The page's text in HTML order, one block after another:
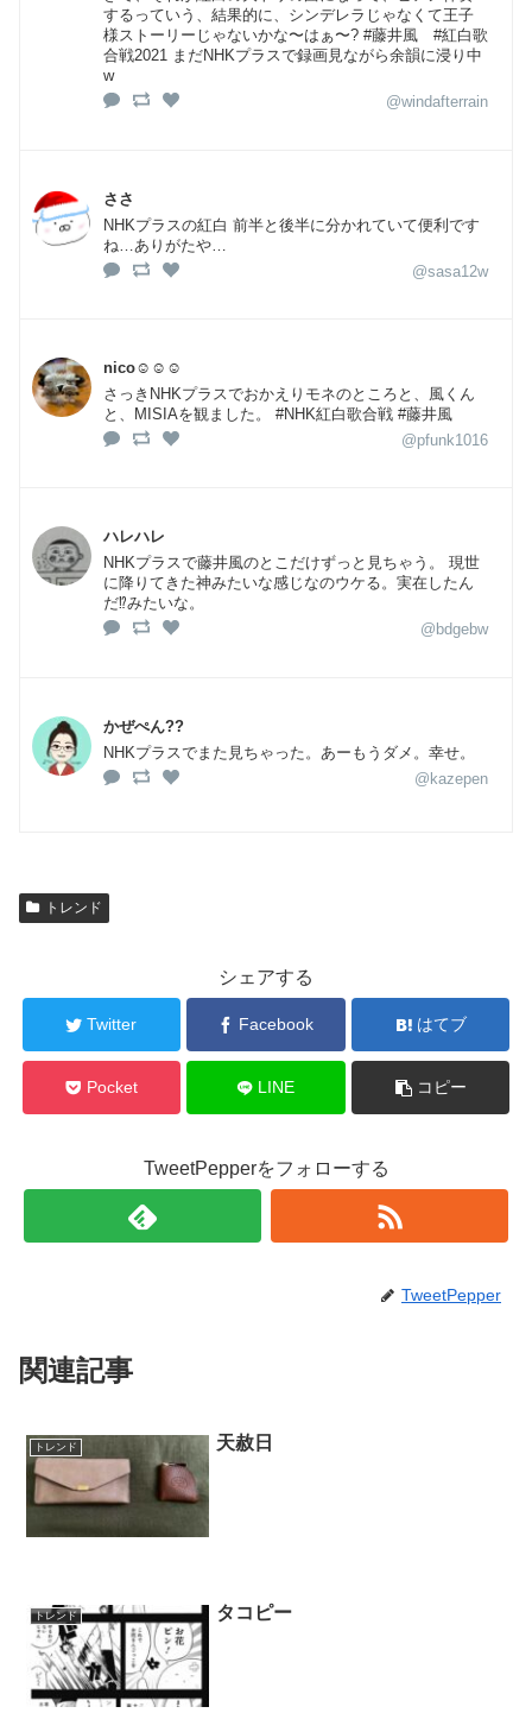
するっていう、結果的に、シンデレラじゃなくて王子
様ストーリーじゃないかな〜はぁ〜? #藤井風 #紅白歌
合戦2021 まだNHKプラスで録画見ながら余韻に浸り中
w
@windafterrain
ささ
NHKプラスの紅白 前半と後半に分かれていて便利です
ね…ありがたや…
@sasa12w
nico☺︎☺︎☺︎
さっきNHKプラスでおかえりモネのところと、風くん
と、MISIAを観ました。 #NHK紅白歌合戦 #藤井風
@pfunk1016
ハレハレ
NHKプラスで藤井風のとこだけずっと見ちゃう。 現世
に降りてきた神みたいな感じなのウケる。実在したん
だ⁉みたいな。
@bdgebw
かぜぺん??
NHKプラスでまた見ちゃった。あーもうダメ。幸せ。
@kazepen
トレンド
シェアする
Twitter Facebook はてブ
Pocket LINE コピー
TweetPepperをフォローする
TweetPepper
関連記事
トレンド 天赦日
トレンド タコピー